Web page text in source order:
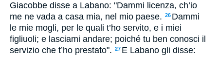
Giacobbe disse a Labano: "Dammi licenza, ch’io
me ne vada a casa mia, nel mio paese. 26 Dammi
le mie mogli, per le quali t’ho servito, e i miei
figliuoli; e lasciami andare; poiché tu ben conosci il
servizio che t’ho prestato". 27 E Labano gli disse: